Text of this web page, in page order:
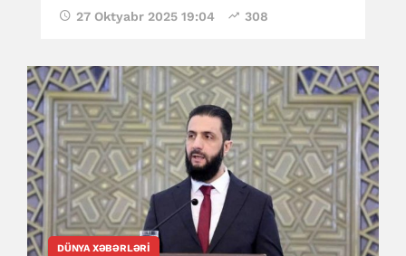
27 Oktyabr 2025 19:04 308
DÜNYA XƏBƏRLƏRI